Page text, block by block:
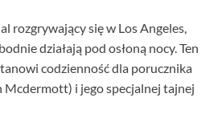
rozgrywający się w Los Angeles,
działają pod osłoną nocy. Ten
codzienność dla porucznika
Mcdermott) i jego specjalnej tajnej